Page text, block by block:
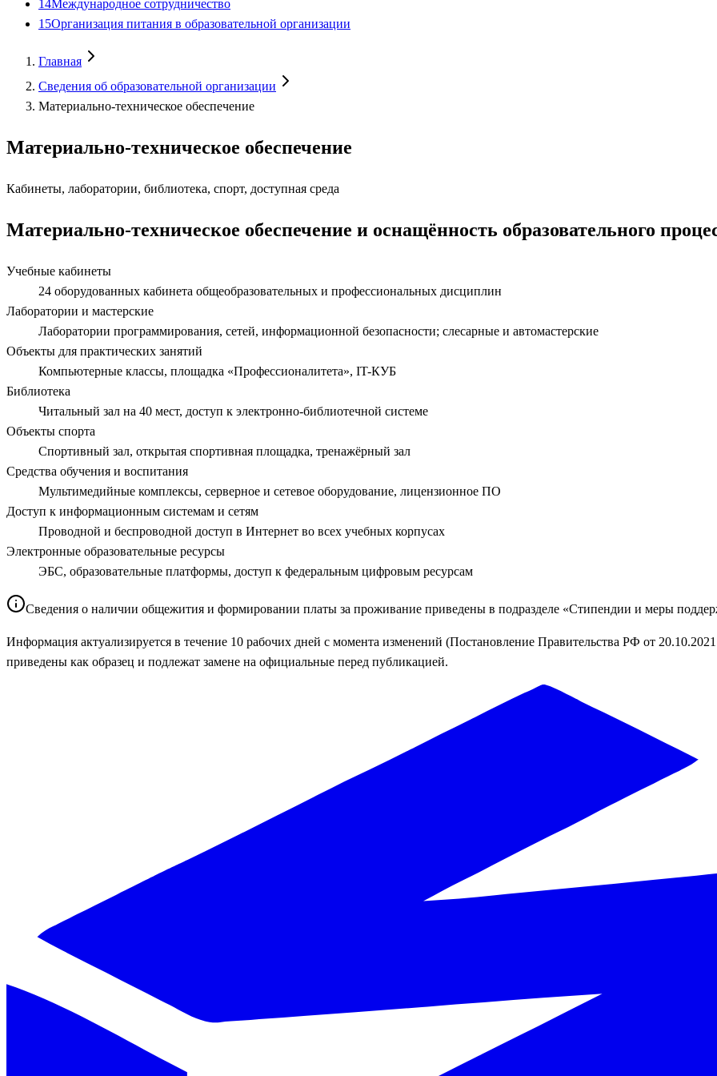
14Международное сотрудничество
15Организация питания в образовательной организации
Главная
Сведения об образовательной организации
Материально-техническое обеспечение
Материально-техническое обеспечение
Кабинеты, лаборатории, библиотека, спорт, доступная среда
Материально-техническое обеспечение и оснащённость образовательного
Учебные кабинеты
24 оборудованных кабинета общеобразовательных и профессиональных дисциплин
Лаборатории и мастерские
Лаборатории программирования, сетей, информационной безопасности; слесарные и автомастерские
Объекты для практических занятий
Компьютерные классы, площадка «Профессионалитета», IT-КУБ
Библиотека
Читальный зал на 40 мест, доступ к электронно-библиотечной системе
Объекты спорта
Спортивный зал, открытая спортивная площадка, тренажёрный зал
Средства обучения и воспитания
Мультимедийные комплексы, серверное и сетевое оборудование, лицензионное ПО
Доступ к информационным системам и сетям
Проводной и беспроводной доступ в Интернет во всех учебных корпусах
Электронные образовательные ресурсы
ЭБС, образовательные платформы, доступ к федеральным цифровым ресурсам
Сведения о наличии общежития и формировании платы за проживание приведены в подразделе «Стипендии и меры
Информация актуализируется в течение 10 рабочих дней с момента изменений (Постановление Правительства РФ от
приведены как образец и подлежат замене на официальные перед публикацией.